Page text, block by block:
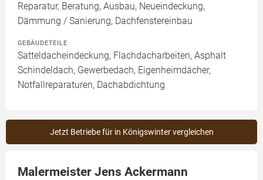
Reparatur, Beratung, Ausbau, Neueindeckung,
Dämmung / Sanierung, Dachfenstereinbau
GEBÄUDETEILE
Satteldacheindeckung, Flachdacharbeiten, Asphalt
Schindeldach, Gewerbedach, Eigenheimdächer,
Notfallreparaturen, Dachabdichtung
Jetzt Betriebe für in Königswinter vergleichen
Malermeister Jens Ackermann